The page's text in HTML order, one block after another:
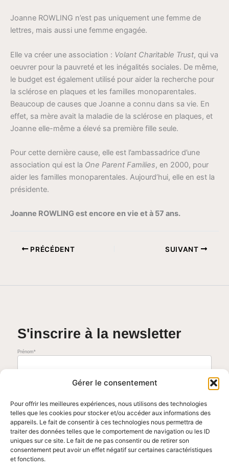
Gérer le consentement
Pour offrir les meilleures expériences, nous utilisons des technologies
telles que les cookies pour stocker et/ou accéder aux informations des
appareils. Le fait de consentir à ces technologies nous permettra de
traiter des données telles que le comportement de navigation ou les ID
uniques sur ce site. Le fait de ne pas consentir ou de retirer son
consentement peut avoir un effet négatif sur certaines caractéristiques
et fonctions.
Joanne ROWLING n’est pas uniquement une femme de
lettres, mais aussi une femme engagée.
Elle va créer une association : Volant Charitable Trust, qui va
oeuvrer pour la pauvreté et les inégalités sociales. De même,
le budget est également utilisé pour aider la recherche pour
la sclérose en plaques et les familles monoparentales.
Beaucoup de causes que Joanne a connu dans sa vie. En
effet, sa mère avait la maladie de la sclérose en plaques, et
Joanne elle-même a élevé sa première fille seule.
Pour cette dernière cause, elle est l’ambassadrice d’une
association qui est la One Parent Families, en 2000, pour
aider les familles monoparentales. Aujourd’hui, elle en est la
présidente.
Joanne ROWLING est encore en vie et à 57 ans.
PRÉCÉDENT SUIVANT
S'inscrire à la newsletter
Prénom*
J'accepte de recevoir la newsletter mensuelle. Vous pouvez vous désinscrire à tout moment en cliquant sur le
Voir les conditions générales